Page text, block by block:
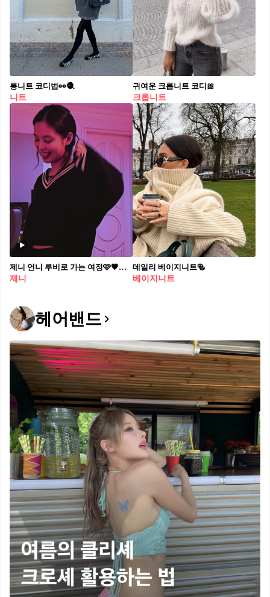
롱니트 코디법👀🧶
니트
귀여운 크롭니트 코디🎀
크롭니트
제니 언니 루비로 가는 여정🩷🖤공개 영상, 여정도 다 예쁘자나.. 기다리구 있어요!
제니
데일리 베이지니트🥯
베이지니트
헤어밴드